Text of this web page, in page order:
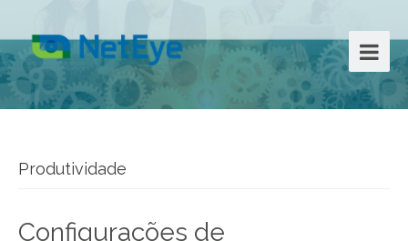
Produtividade
Configurações de